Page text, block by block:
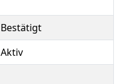
Bestätigt
Aktiv